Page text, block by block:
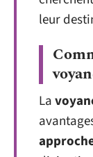
leur
La